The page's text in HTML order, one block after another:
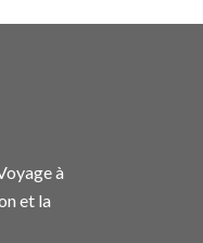
à
et la